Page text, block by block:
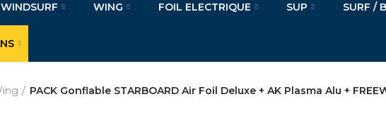
WINDSURF WING FOIL ELECTRIQUE SUP SURF /
PACK Gonflable STARBOARD Air Foil Deluxe + AK Plasma Alu +